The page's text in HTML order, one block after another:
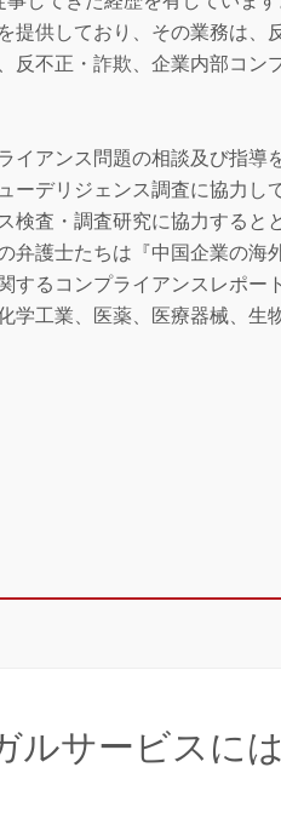
提供しており、その業務は、
反不正・詐欺、企業内部コン
アンス問題の相談及び指導
ーデリジェンス調査に協力し
検査・調査研究に協力すると
弁護士たちは『中国企業の海
るコンプライアンスレポー
学工業、医薬、医療器械、生
ルサービスに